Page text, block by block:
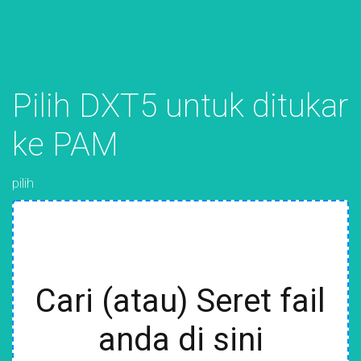
Pilih DXT5 untuk ditukar
ke PAM
pilih
Cari (atau) Seret fail
anda di sini